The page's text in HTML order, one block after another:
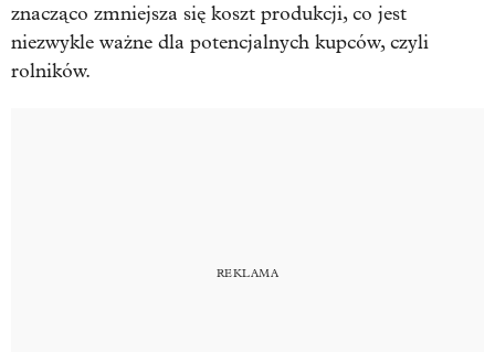
znacząco zmniejsza się koszt produkcji, co jest
niezwykle ważne dla potencjalnych kupców, czyli
rolników.